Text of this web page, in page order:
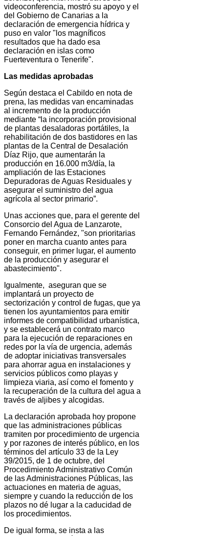
videoconferencia, mostró su apoyo y el
del Gobierno de Canarias a la
declaración de emergencia hídrica y
puso en valor "los magníficos
resultados que ha dado esa
declaración en islas como
Fuerteventura o Tenerife".
Las medidas aprobadas
Según destaca el Cabildo en nota de
prena, las medidas van encaminadas
al incremento de la producción
mediante “la incorporación provisional
de plantas desaladoras portátiles, la
rehabilitación de dos bastidores en las
plantas de la Central de Desalación
Díaz Rijo, que aumentarán la
producción en 16.000 m3/día, la
ampliación de las Estaciones
Depuradoras de Aguas Residuales y
asegurar el suministro del agua
agrícola al sector primario”.
Unas acciones que, para el gerente del
Consorcio del Agua de Lanzarote,
Fernando Fernández, "son prioritarias
poner en marcha cuanto antes para
conseguir, en primer lugar, el aumento
de la producción y asegurar el
abastecimiento".
Igualmente, aseguran que se
implantará un proyecto de
sectorización y control de fugas, que ya
tienen los ayuntamientos para emitir
informes de compatibilidad urbanística,
y se establecerá un contrato marco
para la ejecución de reparaciones en
redes por la vía de urgencia, además
de adoptar iniciativas transversales
para ahorrar agua en instalaciones y
servicios públicos como playas y
limpieza viaria, así como el fomento y
la recuperación de la cultura del agua a
través de aljibes y alcogidas.
La declaración aprobada hoy propone
que las administraciones públicas
tramiten por procedimiento de urgencia
y por razones de interés público, en los
términos del artículo 33 de la Ley
39/2015, de 1 de octubre, del
Procedimiento Administrativo Común
de las Administraciones Públicas, las
actuaciones en materia de aguas,
siempre y cuando la reducción de los
plazos no dé lugar a la caducidad de
los procedimientos.
De igual forma, se insta a las